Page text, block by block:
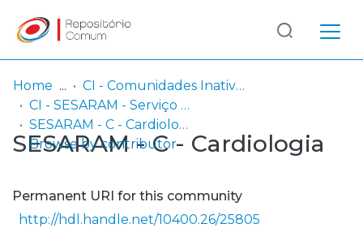
Communities
& Collections
Entities
Log
In
(current)
Home
CI - Comunidades Inativas
CI - SESARAM - Serviço de Saúde da Região Autónoma da Madeira, EPERAM
SESARAM - C - Cardiologia
Browse by contributor
SESARAM - C - Cardiologia
Permanent URI for this community
http://hdl.handle.net/10400.26/25805